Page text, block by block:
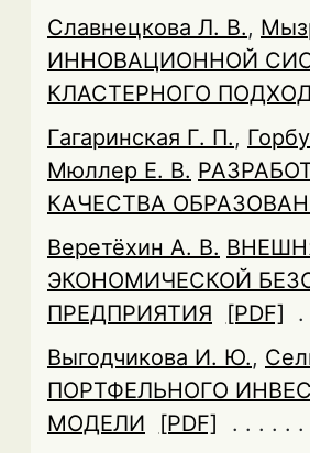
Славнецкова Л. В.,
ИННОВАЦИОННОЙ
КЛАСТЕРНОГО
Гагаринская Г. П.,
Мюллер Е. В.
КАЧЕСТВА
Веретёхин А. В.
ЭКОНОМИЧЕСКОЙ
ПРЕДПРИЯТИЯ
[PDF]
Выгодчикова И. Ю.,
ПОРТФЕЛЬНОГО
МОДЕЛИ
[PDF]